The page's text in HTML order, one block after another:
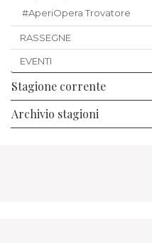
#AperiOpera Trovatore
RASSEGNE
EVENTI
Stagione corrente
Archivio stagioni